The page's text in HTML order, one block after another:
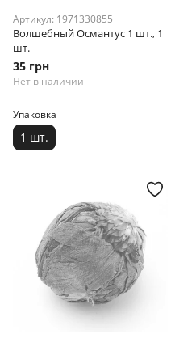
Артикул: 1971330855
Волшебный Османтус 1 шт., 1
шт.
35 грн
Нет в наличии
Упаковка
1 шт.